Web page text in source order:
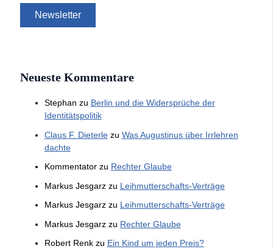
Neueste Kommentare
Stephan zu Berlin und die Widersprüche der
Identitätspolitik
Claus F. Dieterlezu Was Augustinus über Irrlehren
dachte
Kommentatorzu Rechter Glaube
Markus Jesgarzzu Leihmutterschafts-Verträge
Markus Jesgarzzu Leihmutterschafts-Verträge
Markus Jesgarzzu Rechter Glaube
Robert Renkzu Ein Kind um jeden Preis?